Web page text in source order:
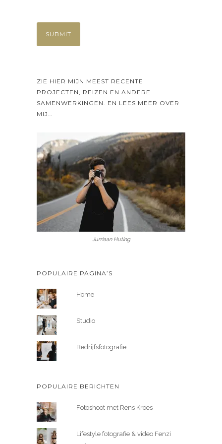
ZIE HIER MIJN MEEST RECENTE
PROJECTEN, REIZEN EN ANDERE
SAMENWERKINGEN. EN LEES MEER OVER
MIJ…
Jurriaan Huting
POPULAIRE PAGINA’S
Home
Studio
Bedrijfsfotografie
POPULAIRE BERICHTEN
Fotoshoot met Rens Kroes
Lifestyle fotografie & video Fenzi